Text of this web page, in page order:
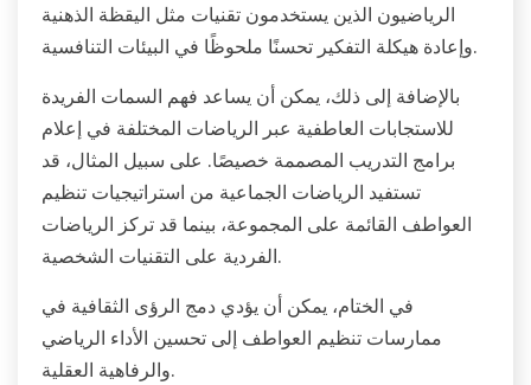
الرياضيون الذين يستخدمون تقنيات مثل اليقظة الذهنية
وإعادة هيكلة التفكير تحسنًا ملحوظًا في البيئات التنافسية.
بالإضافة إلى ذلك، يمكن أن يساعد فهم السمات الفريدة
للاستجابات العاطفية عبر الرياضات المختلفة في إعلام
برامج التدريب المصممة خصيصًا. على سبيل المثال، قد
تستفيد الرياضات الجماعية من استراتيجيات تنظيم
العواطف القائمة على المجموعة، بينما قد تركز الرياضات
الفردية على التقنيات الشخصية.
في الختام، يمكن أن يؤدي دمج الرؤى الثقافية في
ممارسات تنظيم العواطف إلى تحسين الأداء الرياضي
والرفاهية العقلية.